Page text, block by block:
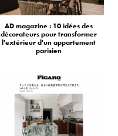
AD magazine : 10 idées des
décorateurs pour transformer
l'extérieur d'un appartement
parisien